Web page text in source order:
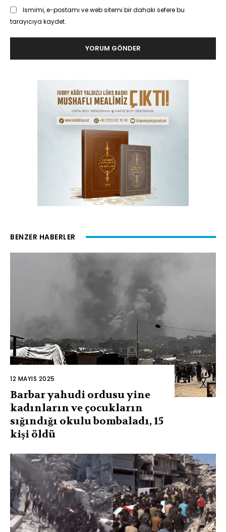
Ismimi, e-postamı ve web sitemi bir dahaki sefere bu
tarayıcıya kaydet.
BENZER HABERLER
12 MAYIS 2025
Barbar yahudi ordusu yine
kadınların ve çocukların
sığındığı okulu bombaladı, 15
kişi öldü